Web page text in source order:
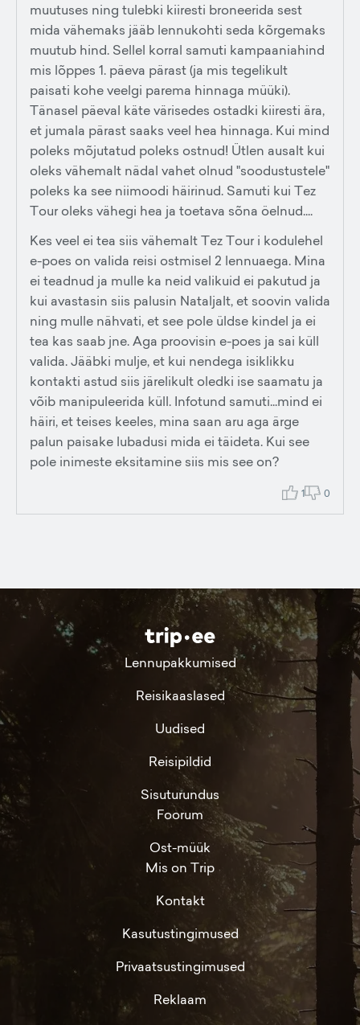
muutuses ning tulebki kiiresti broneerida sest
mida vähemaks jääb lennukohti seda kõrgemaks
muutub hind. Sellel korral samuti kampaaniahind
mis lõppes 1. päeva pärast (ja mis tegelikult
paisati kohe veelgi parema hinnaga müüki).
Tänasel päeval käte värisedes ostadki kiiresti ära,
et jumala pärast saaks veel hea hinnaga. Kui mind
poleks mõjutatud poleks ostnud! Ütlen ausalt kui
oleks vähemalt nädal vahet olnud "soodustustele"
poleks ka see niimoodi häirinud. Samuti kui Tez
Tour oleks vähegi hea ja toetava sõna öelnud....
Kes veel ei tea siis vähemalt Tez Tour i kodulehel
e-poes on valida reisi ostmisel 2 lennuaega. Mina
ei teadnud ja mulle ka neid valikuid ei pakutud ja
kui avastasin siis palusin Nataljalt, et soovin valida
ning mulle nähvati, et see pole üldse kindel ja ei
tea kas saab jne. Aga proovisin e-poes ja sai küll
valida. Jääbki mulje, et kui nendega isiklikku
kontakti astud siis järelikult oledki ise saamatu ja
võib manipuleerida küll. Infotund samuti...mind ei
häiri, et teises keeles, mina saan aru aga ärge
palun paisake lubadusi mida ei täideta. Kui see
pole inimeste eksitamine siis mis see on?
1 0
Lennupakkumised
Reisikaaslased
Uudised
Reisipildid
Sisuturundus
Foorum
Ost-müük
Mis on Trip
Kontakt
Kasutustingimused
Privaatsustingimused
Reklaam